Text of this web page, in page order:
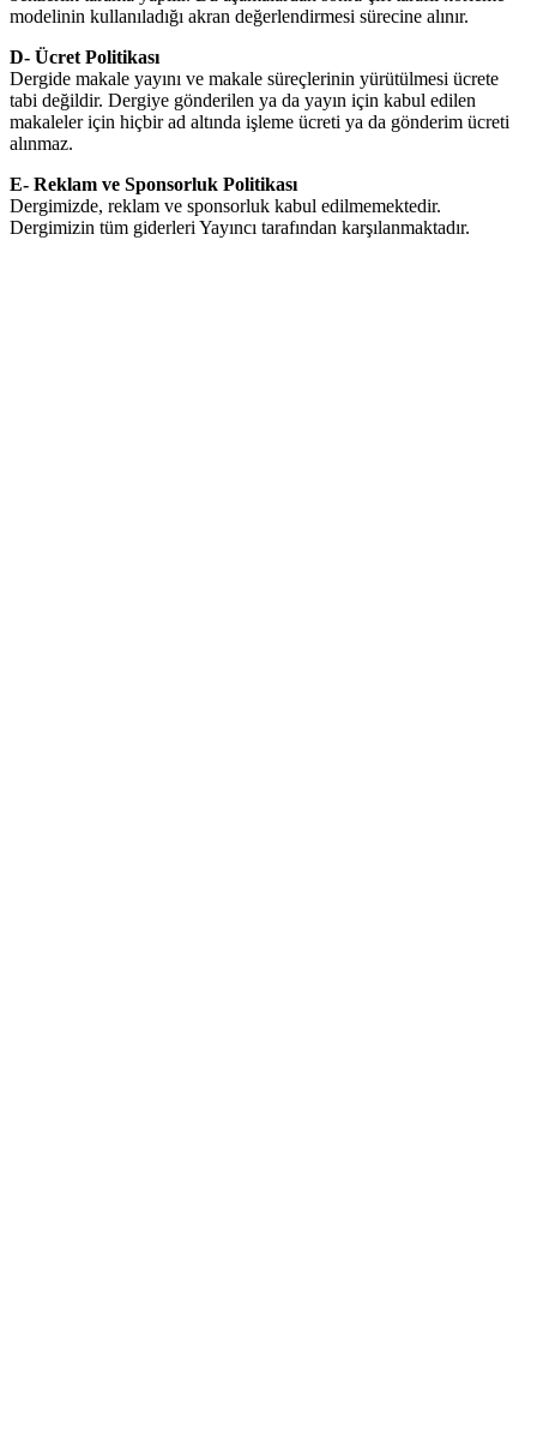
modelinin kullanıladığı akran değerlendirmesi sürecine alınır.
D- Ücret Politikası
Dergide makale yayını ve makale süreçlerinin yürütülmesi ücrete
tabi değildir. Dergiye gönderilen ya da yayın için kabul edilen
makaleler için hiçbir ad altında işleme ücreti ya da gönderim ücreti
alınmaz.
E- Reklam ve Sponsorluk Politikası
Dergimizde, reklam ve sponsorluk kabul edilmemektedir.
Dergimizin tüm giderleri Yayıncı tarafından karşılanmaktadır.